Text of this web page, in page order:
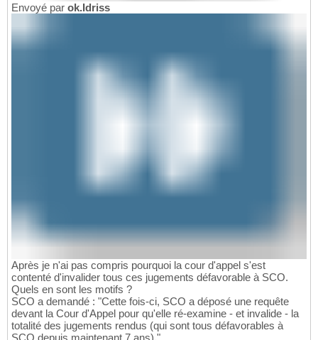
Envoyé par ok.Idriss
Après je n'ai pas compris pourquoi la cour d'appel s'est
contenté d'invalider tous ces jugements défavorable à SCO.
Quels en sont les motifs ?
SCO a demandé : "Cette fois-ci, SCO a déposé une requête
devant la Cour d'Appel pour qu'elle ré-examine - et invalide - la
totalité des jugements rendus (qui sont tous défavorables à